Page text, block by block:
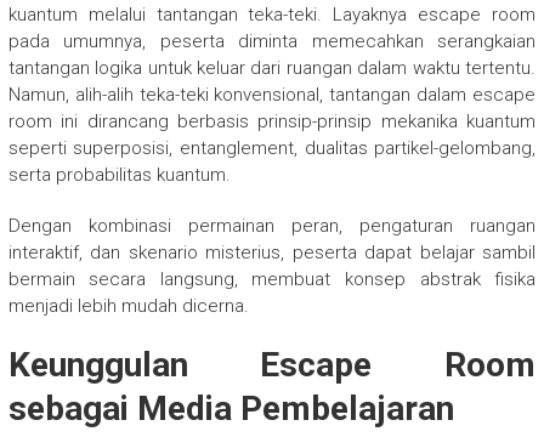
kuantum melalui tantangan teka-teki. Layaknya escape room
pada umumnya, peserta diminta memecahkan serangkaian
tantangan logika untuk keluar dari ruangan dalam waktu tertentu.
Namun, alih-alih teka-teki konvensional, tantangan dalam escape
room ini dirancang berbasis prinsip-prinsip mekanika kuantum
seperti superposisi, entanglement, dualitas partikel-gelombang,
serta probabilitas kuantum.
Dengan kombinasi permainan peran, pengaturan ruangan
interaktif, dan skenario misterius, peserta dapat belajar sambil
bermain secara langsung, membuat konsep abstrak fisika
menjadi lebih mudah dicerna.
Keunggulan Escape Room
sebagai Media Pembelajaran